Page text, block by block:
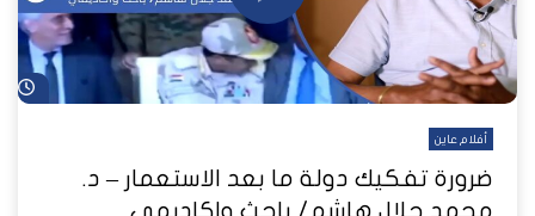
أفلام عاين
ضرورة تفكيك دولة ما بعد الاستعمار – د.
محمد جلال هاشم/ باحث واكاديمي